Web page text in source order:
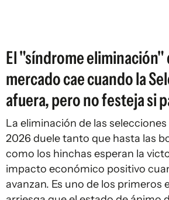
El "síndrome eliminación"
mercado cae cuando la
afuera, pero no festeja si
La eliminación de las
2026 duele tanto que hasta las
como los hinchas esperan la
impacto económico positivo
avanzan. Es uno de los primeros